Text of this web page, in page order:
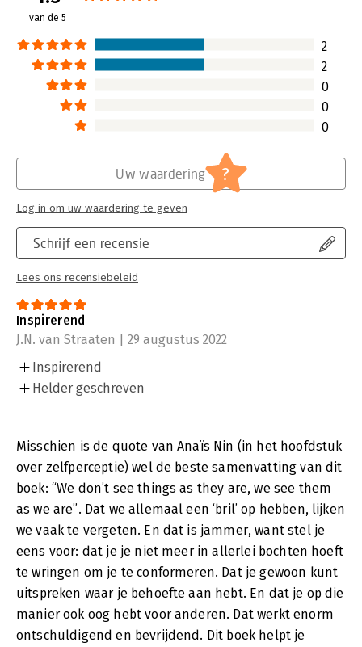
Hoofdrubriek:
van de 5
2
2
0
0
0
Schrijf een recensie
Lees ons recensiebeleid
Uw waardering ?
Log in om uw waardering te geven
Inspirerend
J.N. van Straaten | 29 augustus 2022
Inspirerend
Helder geschreven
Misschien is de quote van Anaïs Nin (in het hoofdstuk
over zelfperceptie) wel de beste samenvatting van dit
boek: “We don’t see things as they are, we see them
as we are”. Dat we allemaal een ‘bril’ op hebben, lijken
we vaak te vergeten. En dat is jammer, want stel je
eens voor: dat je je niet meer in allerlei bochten hoeft
te wringen om je te conformeren. Dat je gewoon kunt
uitspreken waar je behoefte aan hebt. En dat je op die
manier ook oog hebt voor anderen. Dat werkt enorm
ontschuldigend en bevrijdend. Dit boek helpt je